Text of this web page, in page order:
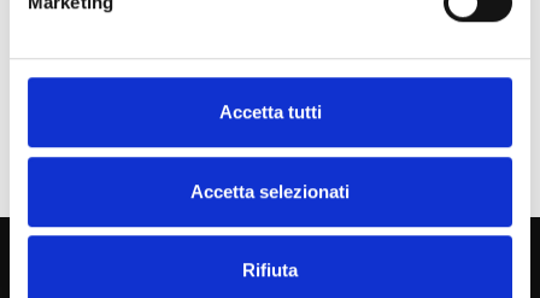
Accetta tutti
Accetta selezionati
Rifiuta